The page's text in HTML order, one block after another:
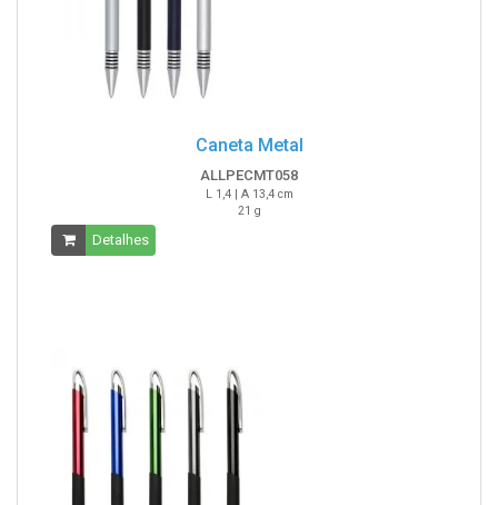
Caneta Metal
ALLPECMT058
L 1,4 | A 13,4 cm
21 g
Detalhes